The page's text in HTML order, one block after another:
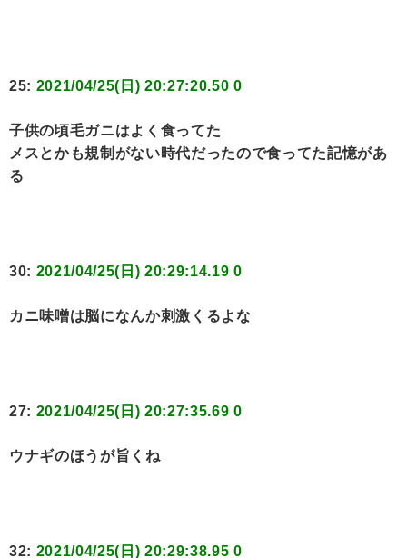
25: 2021/04/25(日) 20:27:20.50 0
子供の頃毛ガニはよく食ってた
メスとかも規制がない時代だったので食ってた記憶があ
る
30: 2021/04/25(日) 20:29:14.19 0
カニ味噌は脳になんか刺激くるよな
27: 2021/04/25(日) 20:27:35.69 0
ウナギのほうが旨くね
32: 2021/04/25(日) 20:29:38.95 0